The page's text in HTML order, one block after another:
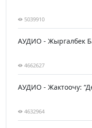
5039910
АУДИО - Жыргалбек
4662627
АУДИО - Жактоочу:
4632964